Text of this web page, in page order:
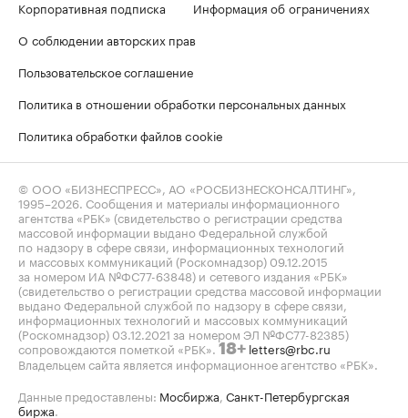
Корпоративная подписка
Информация об ограничениях
О соблюдении авторских прав
Пользовательское соглашение
Политика в отношении обработки персональных данных
Политика обработки файлов cookie
© ООО «БИЗНЕСПРЕСС», АО «РОСБИЗНЕСКОНСАЛТИНГ»,
1995–2026 . Сообщения и материалы информационного
агентства «РБК» (свидетельство о регистрации средства
массовой информации выдано Федеральной службой
по надзору в сфере связи, информационных технологий
и массовых коммуникаций (Роскомнадзор) 09.12.2015
за номером ИА №ФС77-63848) и сетевого издания «РБК»
(свидетельство о регистрации средства массовой информации
выдано Федеральной службой по надзору в сфере связи,
информационных технологий и массовых коммуникаций
(Роскомнадзор) 03.12.2021 за номером ЭЛ №ФС77-82385)
сопровождаются пометкой «РБК». 18+ letters@rbc.ru
Владельцем сайта является информационное агентство «РБК».
Данные предоставлены: Мосбиржа Санкт-Петербургская
биржа